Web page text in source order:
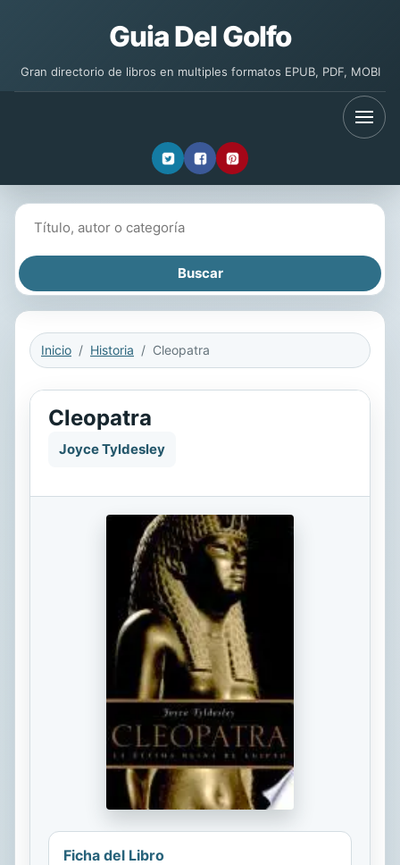
Guia Del Golfo
Gran directorio de libros en multiples formatos EPUB, PDF, MOBI
Inicio Historia Cleopatra
Cleopatra
Joyce Tyldesley
Ficha del Libro